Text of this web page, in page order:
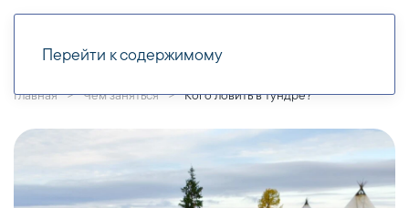
Перейти к содержимому
Главная Чем заняться Кого ловить в тундре?